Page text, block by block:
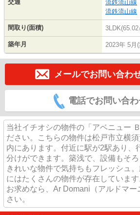
交通
流鉄流山線
流鉄流山線
間取り(面積) 3LDK(65.02
築年月 2023年 5月
メールでお問い合わ
電話でお問い合
当社イチオシの物件の「アベニュー
ださい。こちらの物件は松戸市立横
内にあります。付近に駅が2駅あり、
分けができます。築浅で、設備もそろ
きれいな物件で気持ちもフレッシュ
にはたくさんの物件が存在していま
お求めなら、Ar Domani（アルドマ
さい。